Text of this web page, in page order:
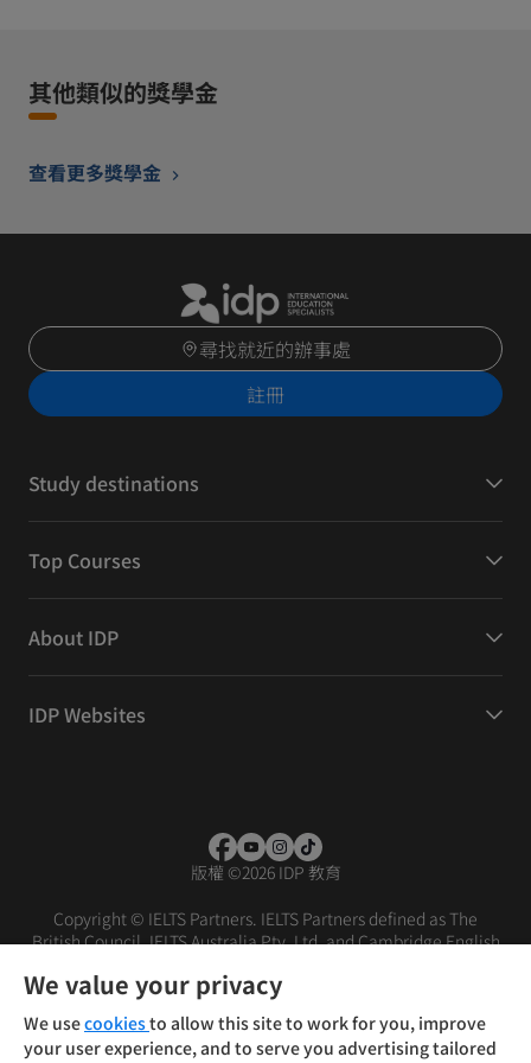
其他類似的獎學金
查看更多獎學金
尋找就近的辦事處
註冊
Study destinations
Top Courses
About IDP
IDP Websites
版權 ©2026 IDP 教育
Copyright © IELTS Partners. IELTS Partners defined as The
British Council, IELTS Australia Pty. Ltd. and Cambridge English
條款 免責聲明
We value your privacy
We usecookiesto allow this site to work for you, improve
your user experience, and to serve you advertising tailored